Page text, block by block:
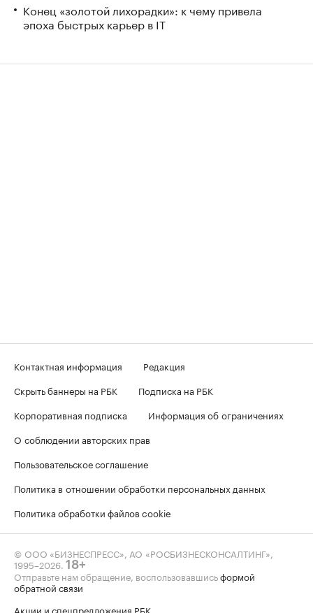
Конец «золотой лихорадки»: к чему привела
эпоха быстрых карьер в IT
Контактная информация
Редакция
Скрыть баннеры на РБК
Подписка на РБК
Корпоративная подписка
Информация об ограничениях
О соблюдении авторских прав
Пользовательское соглашение
Политика в отношении обработки персональных данных
Политика обработки файлов cookie
© ООО «БИЗНЕСПРЕСС», АО «РОСБИЗНЕСКОНСАЛТИНГ»,
1995–2026. 18+
Отправьте нам обращение, воспользовавшисьформой
обратной связи
Акции и спецпредложения РБК